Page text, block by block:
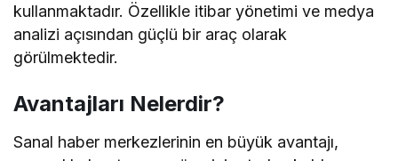
kullanmaktadır. Özellikle itibar yönetimi ve medya
analizi açısından güçlü bir araç olarak
görülmektedir.
Avantajları Nelerdir?
Sanal haber merkezlerinin en büyük avantajı,